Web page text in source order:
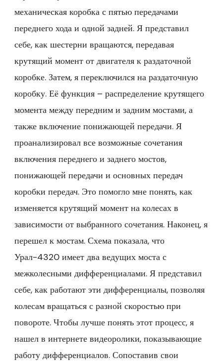
механическая коробка с пятью передачами
переднего хода и одной задней. Я представил
себе, как шестерни вращаются, передавая
крутящий момент от двигателя к раздаточной
коробке. Затем, я переключился на раздаточную
коробку. Её функция – распределение крутящего
момента между передним и задним мостами, а
также включение понижающей передачи. Я
проанализировал все возможные сочетания
включения переднего и заднего мостов,
понижающей передачи и основных передач
коробки передач. Это помогло мне понять, как
изменяется крутящий момент на колесах в
зависимости от выбранного сочетания. Наконец, я
перешел к мостам. Схема показала, что
Урал-4320 имеет два ведущих моста с
межколесными дифференциалами. Я представил
себе, как работают эти дифференциалы, позволяя
колесам вращаться с разной скоростью при
повороте. Чтобы лучше понять этот процесс, я
нашел в интернете видеоролики, показывающие
работу дифференциалов. Сопоставив свои